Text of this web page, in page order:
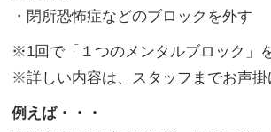
・閉所恐怖症などのブロックを外す
※1回で「１つのメンタルブロック」
※詳しい内容は、スタッフまでお声掛
例えば・・・